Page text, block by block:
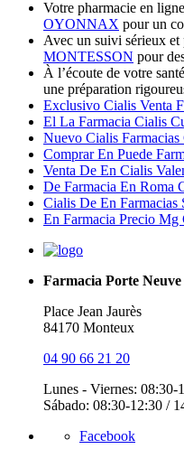
Votre pharmacie en
OYONNAX pour un
Avec un suivi sérieux et
MONTESSON pour
À l’écoute de votre
une préparation
Exclusivo Cialis Venta
El La Farmacia Cialis
Nuevo Cialis
Comprar En Puede
Venta De En Cialis
De Farmacia En Roma
Cialis De En Farmacias
En Farmacia Precio Mg
Farmacia Porte Neuve
Place Jean Jaurès
84170 Monteux
04 90 66 21 20
Lunes - Viernes: 08:30-
Sábado: 08:30-12:30 /
Facebook